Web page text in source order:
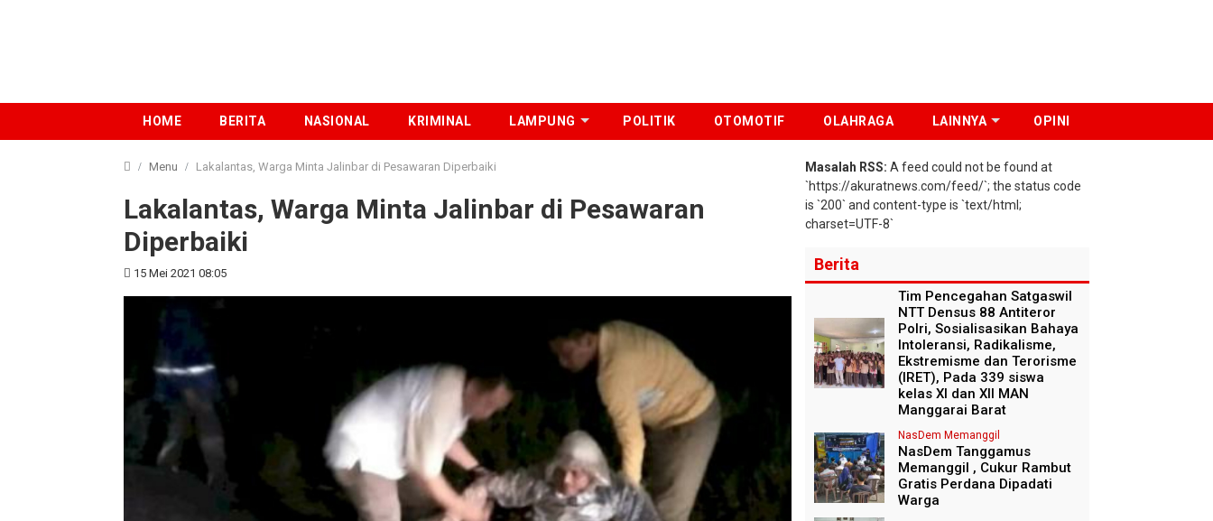
HOME BERITA NASIONAL KRIMINAL LAMPUNG POLITIK OTOMOTIF OLAHRAGA LAINNYA OPINI
Menu Lakalantas, Warga Minta Jalinbar di Pesawaran Diperbaiki
Lakalantas, Warga Minta Jalinbar di Pesawaran
Diperbaiki
15 Mei 2021 08:05
Masalah RSS: A feed could not be found at
`https://akuratnews.com/feed/`; the status code
is `200` and content-type is `text/html;
charset=UTF-8`
Berita
Tim Pencegahan Satgaswil
NTT Densus 88 Antiteror
Polri, Sosialisasikan Bahaya
Intoleransi, Radikalisme,
Ekstremisme dan Terorisme
(IRET), Pada 339 siswa
kelas XI dan XII MAN
Manggarai Barat
NasDem Memanggil
NasDem Tanggamus
Memanggil , Cukur Rambut
Gratis Perdana Dipadati
Warga